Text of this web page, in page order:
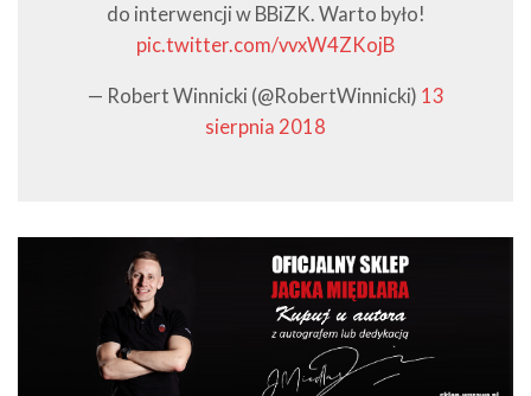
do interwencji w BBiZK. Warto było!
pic.twitter.com/vvxW4ZKojB
— Robert Winnicki (@RobertWinnicki) 13
sierpnia 2018